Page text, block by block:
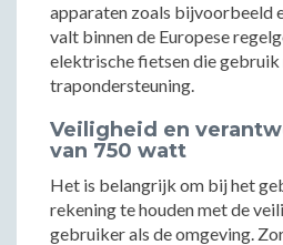
apparaten zoals bijvoorbeeld
valt binnen de Europese
elektrische fietsen die gebruik
trapondersteuning.
Veiligheid en
van 750 watt
Het is belangrijk om bij het
rekening te houden met de
gebruiker als de omgeving.